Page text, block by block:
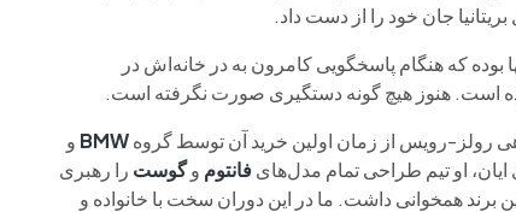
که هنگام پاسخگویی کامرون به در خانه‌اش در
رولز-رویس از زمان اولین خرید آن توسط گروهBMW و
او تیم طراحی تمام مدل‌هایفانتوم وگوست را رهبری
همخوانی داشت. ما در این دوران سخت با خانواده و